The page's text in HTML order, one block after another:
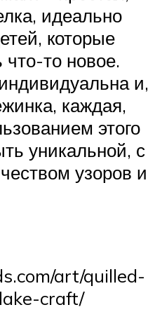
идеально
которые
что-то новое.
и,
каждая,
этого
уникальной, с
узоров и
art/quilled-
craft/